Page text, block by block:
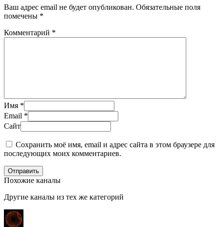
Ваш адрес email не будет опубликован. Обязательные поля
помечены *
Комментарий *
Имя *
Email *
Сайт
Сохранить моё имя, email и адрес сайта в этом браузере для
последующих моих комментариев.
Отправить
Похожие каналы
Другие каналы из тех же категорий